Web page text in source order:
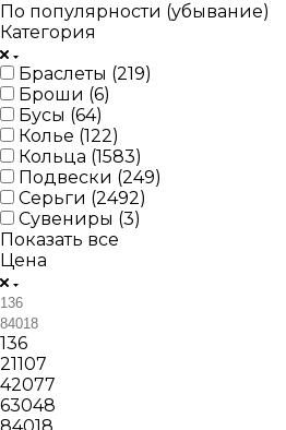
По популярности (убывание)
Категория
Браслеты (219)
Броши (6)
Бусы (64)
Колье (122)
Кольца (1583)
Подвески (249)
Серьги (2492)
Сувениры (3)
Показать все
Цена
136
21107
42077
63048